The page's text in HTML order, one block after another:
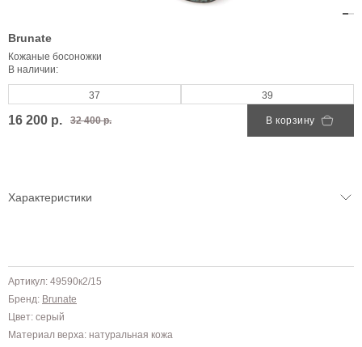
Brunate
Кожаные босоножки
В наличии:
37 39
16 200 р. 32 400 р. В корзину
Характеристики
Артикул: 49590к2/15
Бренд: Brunate
Цвет: серый
Материал верха: натуральная кожа